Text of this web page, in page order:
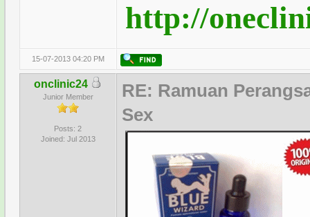
http://
15-07-2013 04:20 PM
onclinic24
Junior Member
Posts: 2
Joined: Jul 2013
RE: Ramuan
Sex